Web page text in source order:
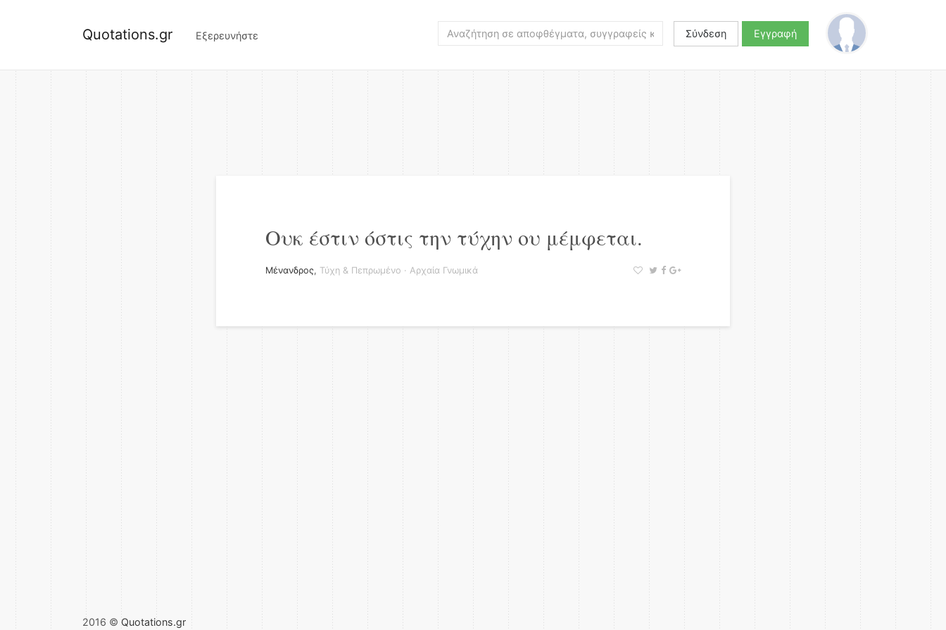
Quotations.gr Εξερευνήστε Σύνδεση Εγγραφή
Ουκ έστιν όστις την τύχην ου μέμφεται.
Μένανδρος, Τύχη & Πεπρωμένο · Αρχαία Γνωμικά
2016 © Quotations.gr